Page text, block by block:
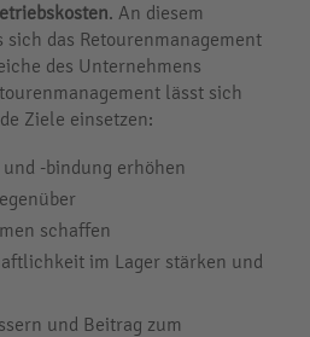
. An diesem
sich das Retourenmanagement
des Unternehmens
lässt sich
Ziele einsetzen:
-bindung erhöhen
schaffen
im Lager stärken und
und Beitrag zum